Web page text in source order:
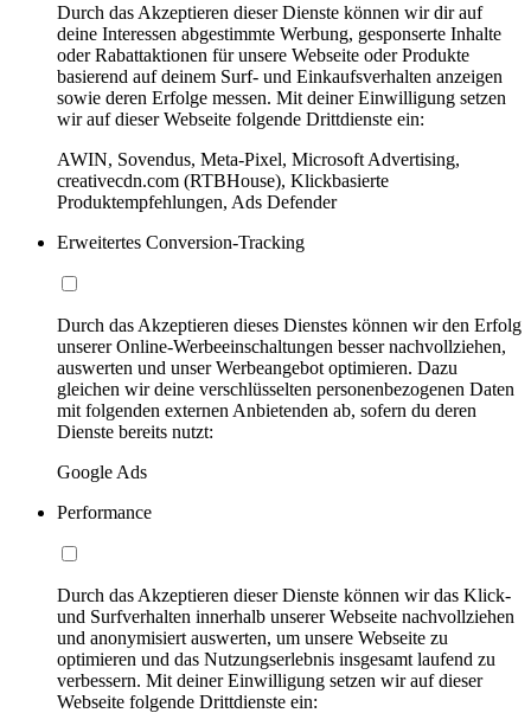
Durch das Akzeptieren dieser Dienste können wir dir auf
deine Interessen abgestimmte Werbung, gesponserte Inhalte
oder Rabattaktionen für unsere Webseite oder Produkte
basierend auf deinem Surf- und Einkaufsverhalten anzeigen
sowie deren Erfolge messen. Mit deiner Einwilligung setzen
wir auf dieser Webseite folgende Drittdienste ein:
AWIN, Sovendus, Meta-Pixel, Microsoft Advertising,
creativecdn.com (RTBHouse), Klickbasierte
Produktempfehlungen, Ads Defender
Erweitertes Conversion-Tracking
Durch das Akzeptieren dieses Dienstes können wir den Erfolg
unserer Online-Werbeeinschaltungen besser nachvollziehen,
auswerten und unser Werbeangebot optimieren. Dazu
gleichen wir deine verschlüsselten personenbezogenen Daten
mit folgenden externen Anbietenden ab, sofern du deren
Dienste bereits nutzt:
Google Ads
Performance
Durch das Akzeptieren dieser Dienste können wir das Klick-
und Surfverhalten innerhalb unserer Webseite nachvollziehen
und anonymisiert auswerten, um unsere Webseite zu
optimieren und das Nutzungserlebnis insgesamt laufend zu
verbessern. Mit deiner Einwilligung setzen wir auf dieser
Webseite folgende Drittdienste ein: